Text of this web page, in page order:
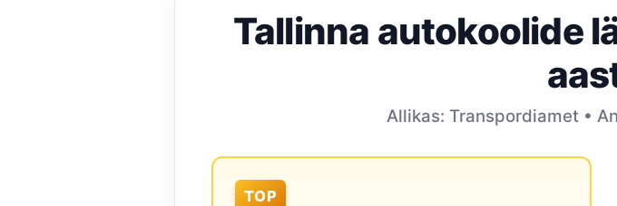
Tallinna autokoolide
Allikas: Transpordiamet •
TOP